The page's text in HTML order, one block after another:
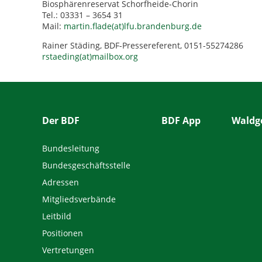
Biosphärenreservat Schorfheide-Chorin
Tel.: 03331 – 3654 31
Mail: martin.flade(at)lfu.brandenburg.de
Rainer Städing, BDF-Pressereferent, 0151-55274286
rstaeding(at)mailbox.org
Der BDF
Bundesleitung
Bundesgeschäftsstelle
Adressen
Mitgliedsverbände
Leitbild
Positionen
Vertretungen
BDF App